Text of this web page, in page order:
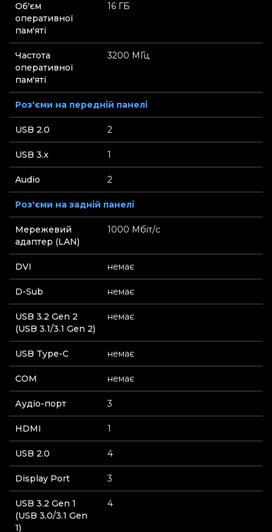
Об'єм
оперативної
пам'яті
16 ГБ
Частота
оперативної
пам'яті
3200 МГц
Роз'єми на передній панелі
USB 2.0 2
USB 3.x 1
Audio 2
Роз'єми на задній панелі
Мережевий
адаптер (LAN)
1000 Мбіт/с
DVI немає
D-Sub немає
USB 3.2 Gen 2
(USB 3.1/3.1 Gen 2)
немає
USB Type-C немає
СOM немає
Аудіо-порт 3
HDMI 1
USB 2.0 4
Display Port 3
USB 3.2 Gen 1
(USB 3.0/3.1 Gen
1)
4